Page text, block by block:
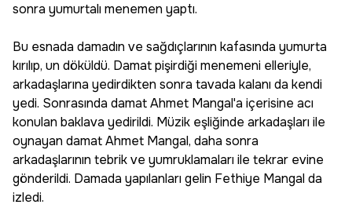
sonra yumurtalı menemen yaptı.
Bu esnada damadın ve sağdıçlarının kafasında yumurta
kırılıp, un döküldü. Damat pişirdiği menemeni elleriyle,
arkadaşlarına yedirdikten sonra tavada kalanı da kendi
yedi. Sonrasında damat Ahmet Mangal'a içerisine acı
konulan baklava yedirildi. Müzik eşliğinde arkadaşları ile
oynayan damat Ahmet Mangal, daha sonra
arkadaşlarının tebrik ve yumruklamaları ile tekrar evine
gönderildi. Damada yapılanları gelin Fethiye Mangal da
izledi.